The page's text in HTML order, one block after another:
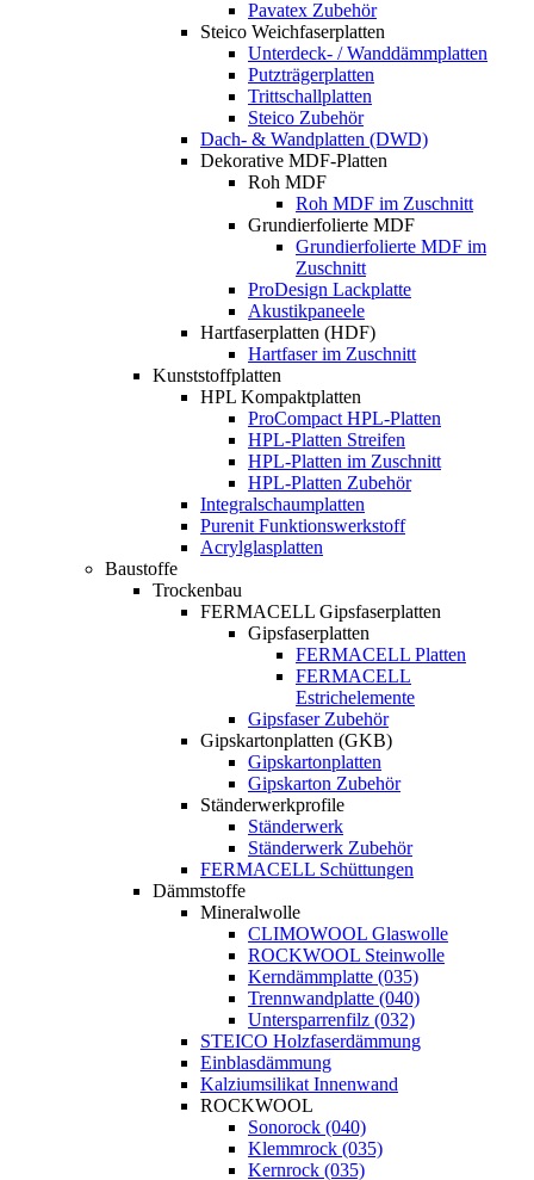
Pavatex Zubehör
Steico Weichfaserplatten
Unterdeck- / Wanddämmplatten
Putzträgerplatten
Trittschallplatten
Steico Zubehör
Dach- & Wandplatten (DWD)
Dekorative MDF-Platten
Roh MDF
Roh MDF im Zuschnitt
Grundierfolierte MDF
Grundierfolierte MDF im
Zuschnitt
ProDesign Lackplatte
Akustikpaneele
Hartfaserplatten (HDF)
Hartfaser im Zuschnitt
Kunststoffplatten
HPL Kompaktplatten
ProCompact HPL-Platten
HPL-Platten Streifen
HPL-Platten im Zuschnitt
HPL-Platten Zubehör
Integralschaumplatten
Purenit Funktionswerkstoff
Acrylglasplatten
Baustoffe
Trockenbau
FERMACELL Gipsfaserplatten
Gipsfaserplatten
FERMACELL Platten
FERMACELL
Estrichelemente
Gipsfaser Zubehör
Gipskartonplatten (GKB)
Gipskartonplatten
Gipskarton Zubehör
Ständerwerkprofile
Ständerwerk
Ständerwerk Zubehör
FERMACELL Schüttungen
Dämmstoffe
Mineralwolle
CLIMOWOOL Glaswolle
ROCKWOOL Steinwolle
Kerndämmplatte (035)
Trennwandplatte (040)
Untersparrenfilz (032)
STEICO Holzfaserdämmung
Einblasdämmung
Kalziumsilikat Innenwand
ROCKWOOL
Sonorock (040)
Klemmrock (035)
Kernrock (035)